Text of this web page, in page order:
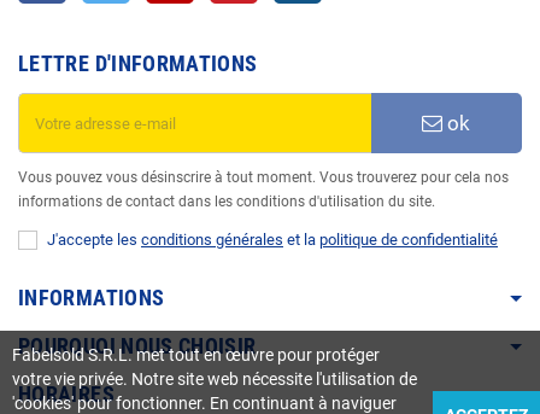
LETTRE D'INFORMATIONS
ok
Vous pouvez vous désinscrire à tout moment. Vous trouverez pour cela nos
informations de contact dans les conditions d'utilisation du site.
J'accepte les conditions générales et la politique de confidentialité
INFORMATIONS
POURQUOI NOUS CHOISIR
HORAIRES
Fabelsold S.R.L. met tout en œuvre pour protéger
votre vie privée. Notre site web nécessite l'utilisation de
'cookies' pour fonctionner. En continuant à naviguer